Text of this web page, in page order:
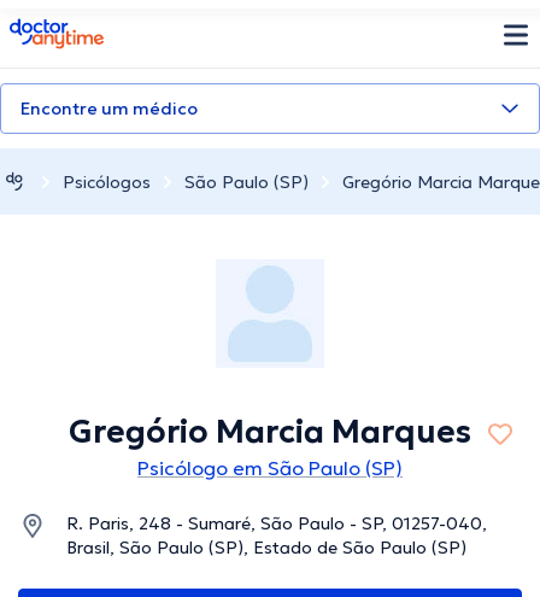
doctoranytime
Encontre um médico
Psicólogos São Paulo (SP) Gregório Marcia
Gregório Marcia Marques
Psicólogo em São Paulo (SP)
R. Paris, 248 - Sumaré, São Paulo - SP, 01257-040,
Brasil, São Paulo (SP), Estado de São Paulo (SP)